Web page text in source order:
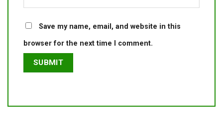
Save my name, email, and website in this
browser for the next time I comment.